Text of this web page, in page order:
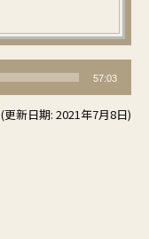
57:03
(更新日期: 2021年7月8日)